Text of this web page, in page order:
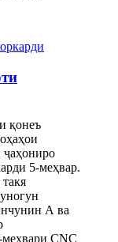
қонеъ
ҷаҳониро
5-меҳвар.
А ва
CNC